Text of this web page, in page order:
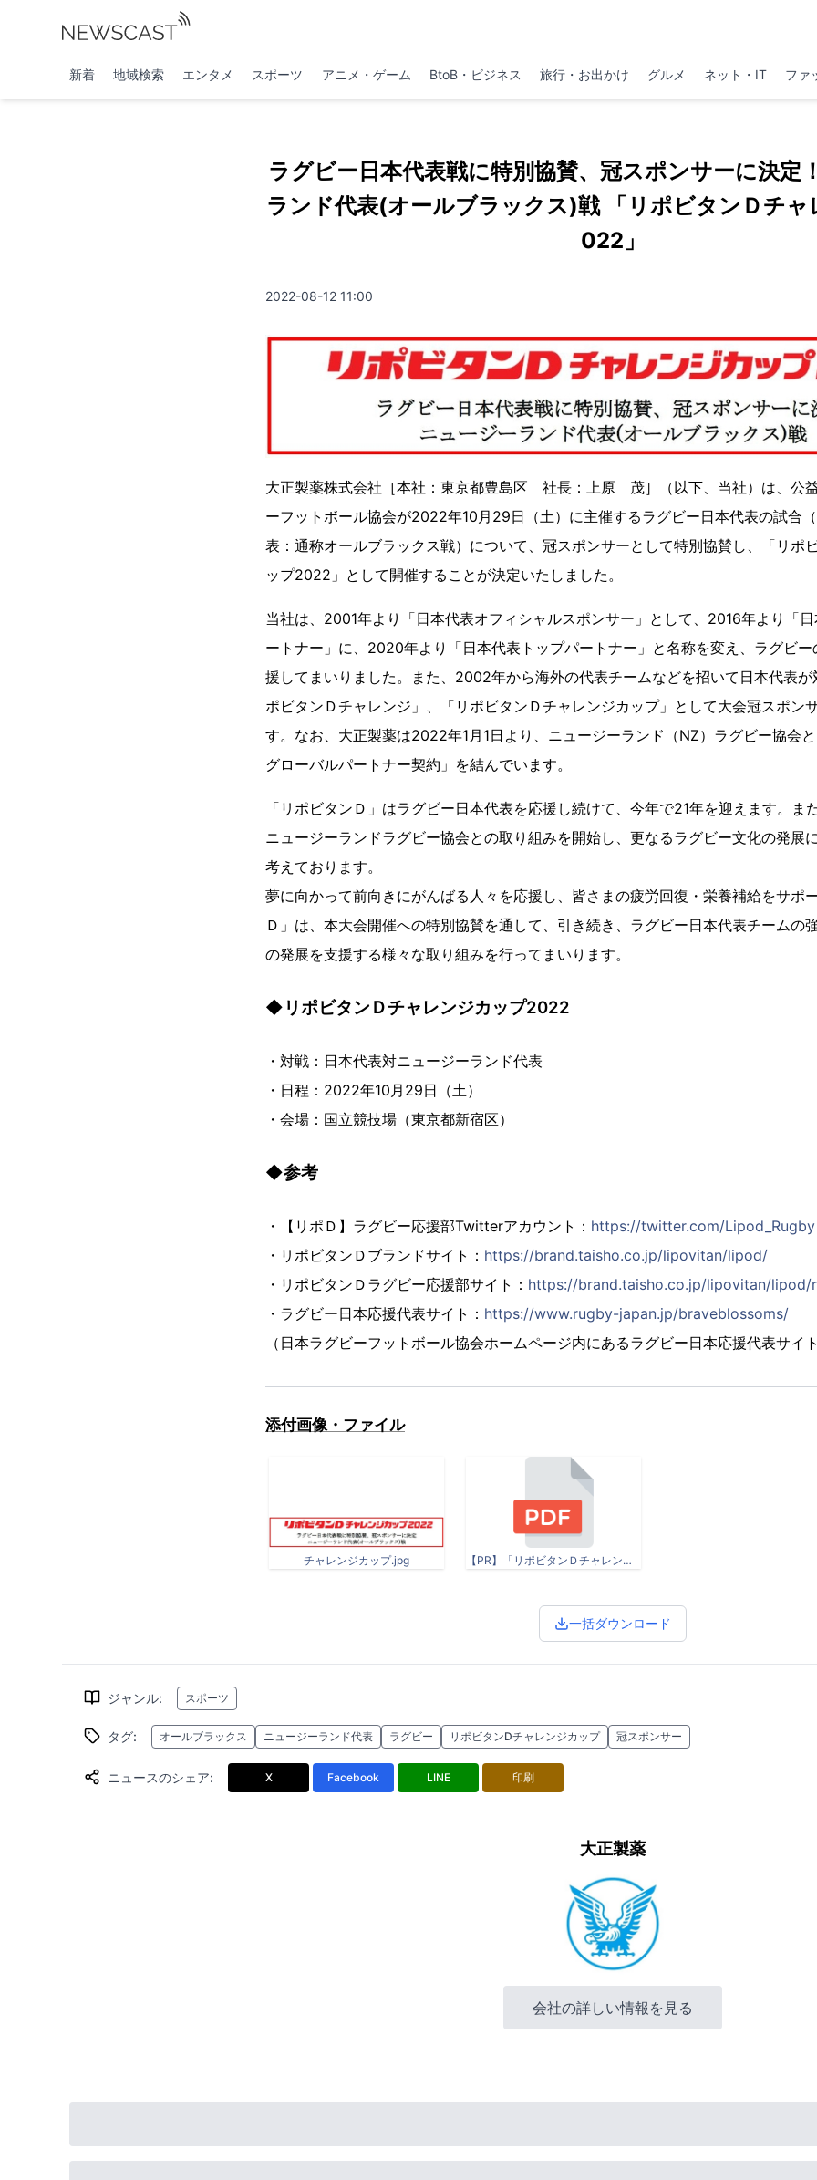
新着 地域検索 エンタメ スポーツ アニメ・ゲーム BtoB・ビジネス 旅行・お出かけ グルメ ネット・IT ファ
ラグビー日本代表戦に特別協賛、冠スポンサーに決
ランド代表(オールブラックス)戦 「リポビタンＤチ
022」
2022-08-12 11:00
大正製薬株式会社［本社：東京都豊島区 社長：上原 茂］（以下、当社）は、公
ーフットボール協会が2022年10月29日（土）に主催するラグビー日本代表の試合
表：通称オールブラックス戦）について、冠スポンサーとして特別協賛し、「リポ
ップ2022」として開催することが決定いたしました。
当社は、2001年より「日本代表オフィシャルスポンサー」として、2016年より「
ートナー」に、2020年より「日本代表トップパートナー」と名称を変え、ラグビ
援してまいりました。また、2002年から海外の代表チームなどを招いて日本代表が
ポビタンＤチャレンジ」、「リポビタンＤチャレンジカップ」として大会冠スポン
す。なお、大正製薬は2022年1月1日より、ニュージーランド（NZ）ラグビー協会
グローバルパートナー契約」を結んでいます。
「リポビタンＤ」はラグビー日本代表を応援し続けて、今年で21年を迎えます。ま
ニュージーランドラグビー協会との取り組みを開始し、更なるラグビー文化の発展
考えております。
夢に向かって前向きにがんばる人々を応援し、皆さまの疲労回復・栄養補給をサポ
Ｄ」は、本大会開催への特別協賛を通して、引き続き、ラグビー日本代表チームの
の発展を支援する様々な取り組みを行ってまいります。
◆リポビタンＤチャレンジカップ2022
・対戦：日本代表対ニュージーランド代表
・日程：2022年10月29日（土）
・会場：国立競技場（東京都新宿区）
◆参考
・【リポＤ】ラグビー応援部Twitterアカウント： https://twitter.com/Lipod_Rugby
・リポビタンＤブランドサイト： https://brand.taisho.co.jp/lipovitan/lipod/
・リポビタンＤラグビー応援部サイト： https://brand.taisho.co.jp/lipovitan/lipod/
・ラグビー日本応援代表サイト： https://www.rugby-japan.jp/braveblossoms/
（日本ラグビーフットボール協会ホームページ内にあるラグビー日本応援代表サイト
添付画像・ファイル
チャレンジカップ.jpg 【PR】「リポビタンＤチャレンジカップ2022」日本代表対ニュージーランド代表開催のお知らせ.pdf
一括ダウンロード
ジャンル: スポーツ
タグ: オールブラックス ニュージーランド代表 ラグビー リポビタンDチャレンジカップ 冠スポンサー
ニュースのシェア: X Facebook LINE 印刷
大正製薬
会社の詳しい情報を見る